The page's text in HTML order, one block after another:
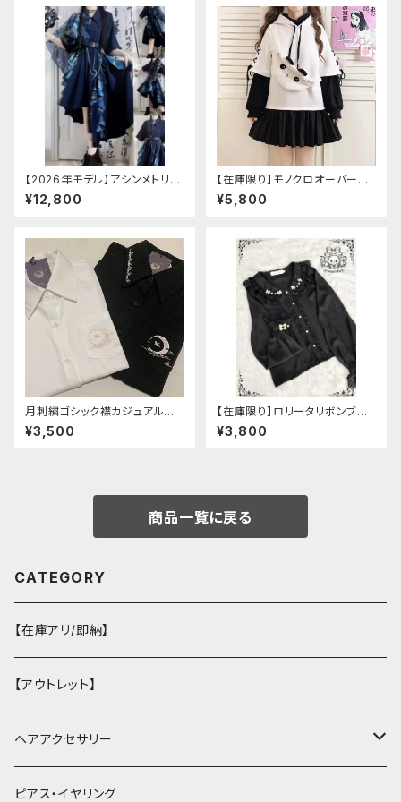
【2026年モデル】アシンメトリー
チャイナ改良ドレス
¥12,800
【在庫限り】モノクロオーバーサ
イズパンダパーカー
¥5,800
月刺繍ゴシック襟カジュアルブラ
ウス(長袖)
¥3,500
【在庫限り】ロリータリボンブラ
ウス：フリーサイズ
¥3,800
商品一覧に戻る
CATEGORY
【在庫アリ/即納】
【アウトレット】
ヘアアクセサリー
ヘアクリップ
ピアス・イヤリング